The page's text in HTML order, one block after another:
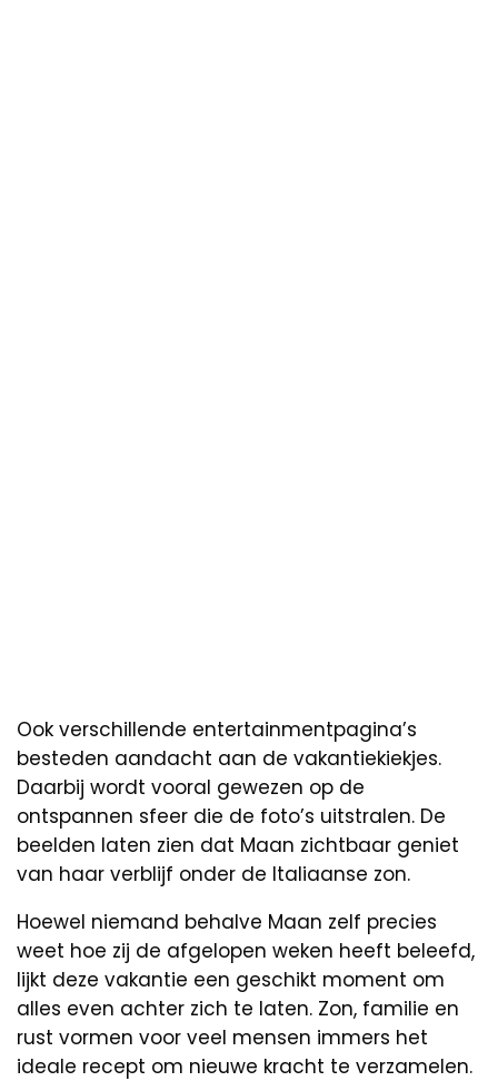
Ook verschillende entertainmentpagina’s
besteden aandacht aan de vakantiekiekjes.
Daarbij wordt vooral gewezen op de
ontspannen sfeer die de foto’s uitstralen. De
beelden laten zien dat Maan zichtbaar geniet
van haar verblijf onder de Italiaanse zon.
Hoewel niemand behalve Maan zelf precies
weet hoe zij de afgelopen weken heeft beleefd,
lijkt deze vakantie een geschikt moment om
alles even achter zich te laten. Zon, familie en
rust vormen voor veel mensen immers het
ideale recept om nieuwe kracht te verzamelen.